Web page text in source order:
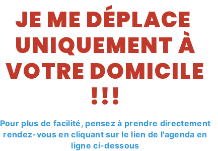
JE ME DÉPLACE
UNIQUEMENT À
VOTRE DOMICILE
!!!
Pour plus de facilité, pensez à prendre directement
rendez-vous en cliquant sur le lien de l'agenda en
ligne ci-dessous
Téléphone
06 71 96 03 75